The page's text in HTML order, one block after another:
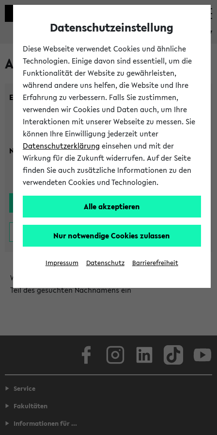
eKVV
Alle Lehrenden
Einrichtung:
Nachname:
Wählen Sie die Einrichtung aus und/oder geben Sie einen
Teil des gesuchten Nachnamens ein
Service
Fakultäten
Informationen für ...
Datenschutzeinstellung
Diese Webseite verwendet Cookies und ähnliche
Technologien. Einige davon sind essentiell, um die
Funktionalität der Website zu gewährleisten,
während andere uns helfen, die Website und Ihre
Erfahrung zu verbessern. Falls Sie zustimmen,
verwenden wir Cookies und Daten auch, um Ihre
Interaktionen mit unserer Webseite zu messen. Sie
können Ihre Einwilligung jederzeit unter
Datenschutzerklärung einsehen und mit der
Wirkung für die Zukunft widerrufen. Auf der Seite
finden Sie auch zusätzliche Informationen zu den
verwendeten Cookies und Technologien.
Alle akzeptieren
Nur notwendige Cookies zulassen
Impressum Datenschutz Barrierefreiheit